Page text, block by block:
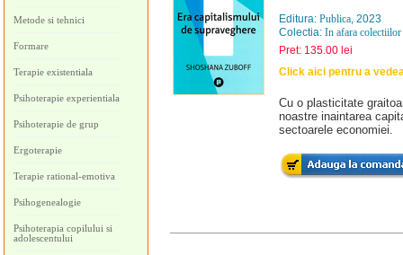
Metode si tehnici
Formare
Terapie existentiala
Psihoterapie experientiala
Psihoterapie de grup
Ergoterapie
Terapie rational-emotiva
Psihogenealogie
Psihoterapia copilului si
adolescentului
Editura: Publica, 2023
Colectia: In afara colectiilor
Pret: 135.00 lei
Click aici pentru a
Cu o plasticitate
noastre inaintarea
sectoarele economiei.